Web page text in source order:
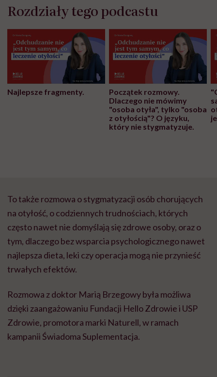
Rozdziały tego podcastu
Najlepsze fragmenty.
Początek rozmowy.
Dlaczego nie mówimy
"osoba otyła", tylko "osoba
z otyłością"? O języku,
który nie stygmatyzuje.
To także rozmowa o stygmatyzacji osób chorujących
na otyłość, o codziennych trudnościach, których
często nawet nie domyślają się zdrowe osoby, oraz o
tym, dlaczego bez wsparcia psychologicznego nawet
najlepsza dieta, leki czy operacja mogą nie przynieść
trwałych efektów.
Rozmowa z doktor Marią Brzegowy była możliwa
dzięki zaangażowaniu Fundacji Hello Zdrowie i USP
Zdrowie, promotora marki Naturell, w ramach
kampanii Świadoma Suplementacja.